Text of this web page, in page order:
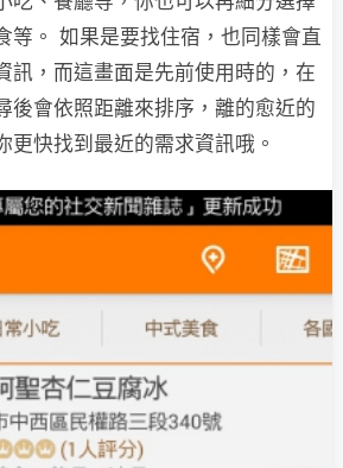
等。 如果是要找住宿，也同樣會直
訊，而這畫面是先前使用時的，在
後會依照距離來排序，離的愈近的
更快找到最近的需求資訊哦。